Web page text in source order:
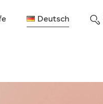
Deutsch